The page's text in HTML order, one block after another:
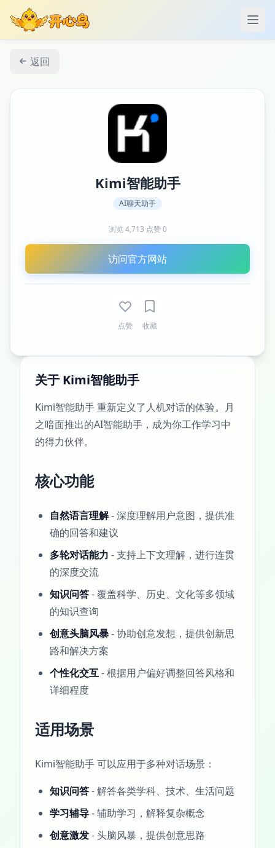
打开
返回
Kimi智能助手
AI聊天助手
浏览4,713·点赞0
访问官方网站
点赞 收藏
关于 Kimi智能助手
Kimi智能助手 重新定义了人机对话的体验。月
之暗面推出的AI智能助手，成为你工作学习中
的得力伙伴。
核心功能
自然语言理解- 深度理解用户意图，提供准
确的回答和建议
多轮对话能力 - 支持上下文理解，进行连贯
的深度交流
知识问答- 覆盖科学、历史、文化等多领域
的知识查询
创意头脑风暴- 协助创意发想，提供创新思
路和解决方案
个性化交互- 根据用户偏好调整回答风格和
详细程度
适用场景
Kimi智能助手 可以应用于多种对话场景：
知识问答- 解答各类学科、技术、生活问题
学习辅导- 辅助学习，解释复杂概念
创意激发- 头脑风暴，提供创意思路